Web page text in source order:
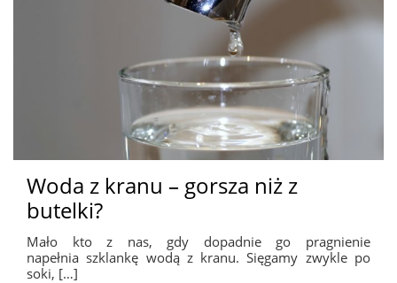
Woda z kranu – gorsza niż z
butelki?
Mało kto z nas, gdy dopadnie go pragnienie
napełnia szklankę wodą z kranu. Sięgamy zwykle po
soki, […]